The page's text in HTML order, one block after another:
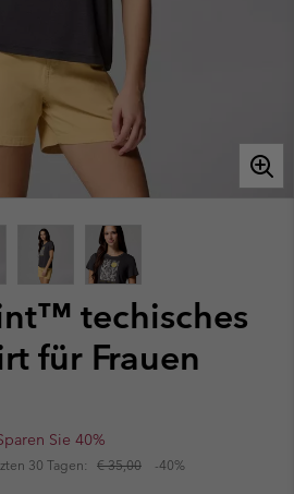
techisches
für Frauen
Sie 40%
30 Tagen: € 35,00 -40%